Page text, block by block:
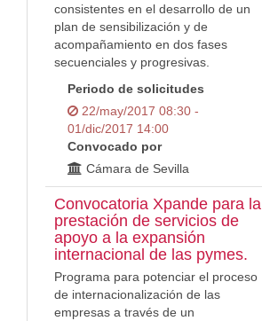
consistentes en el desarrollo de un
plan de sensibilización y de
acompañamiento en dos fases
secuenciales y progresivas.
Periodo de solicitudes
22/may/2017 08:30 -
01/dic/2017 14:00
Convocado por
Cámara de Sevilla
Convocatoria Xpande para la
prestación de servicios de
apoyo a la expansión
internacional de las pymes.
Programa para potenciar el proceso
de internacionalización de las
empresas a través de un